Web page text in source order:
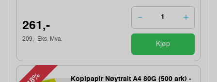
261,-
209,- Eks. Mva.
Kjøp
Kopipapir Nøytralt A4 80G (500 ark) -